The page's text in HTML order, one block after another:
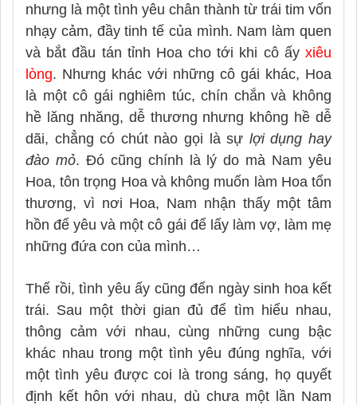
nhưng là một tình yêu chân thành từ trái tim vốn
nhạy cảm, đầy tinh tế của mình. Nam làm quen
và bắt đầu tán tỉnh Hoa cho tới khi cô ấy xiêu
lòng. Nhưng khác với những cô gái khác, Hoa
là một cô gái nghiêm túc, chín chắn và không
hề lăng nhăng, dễ thương nhưng không hề dễ
dãi, chẳng có chút nào gọi là sự lợi dụng hay
đào mỏ. Đó cũng chính là lý do mà Nam yêu
Hoa, tôn trọng Hoa và không muốn làm Hoa tổn
thương, vì nơi Hoa, Nam nhận thấy một tâm
hồn để yêu và một cô gái để lấy làm vợ, làm mẹ
những đứa con của mình…
Thế rồi, tình yêu ấy cũng đến ngày sinh hoa kết
trái. Sau một thời gian đủ để tìm hiểu nhau,
thông cảm với nhau, cùng những cung bậc
khác nhau trong một tình yêu đúng nghĩa, với
một tình yêu được coi là trong sáng, họ quyết
định kết hôn với nhau, dù chưa một lần Nam